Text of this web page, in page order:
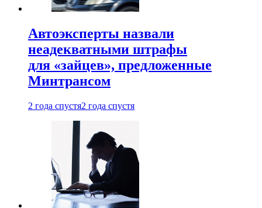
Автоэксперты назвали
неадекватными штрафы
для «зайцев», предложенные
Минтрансом
2 года спустя2 года спустя